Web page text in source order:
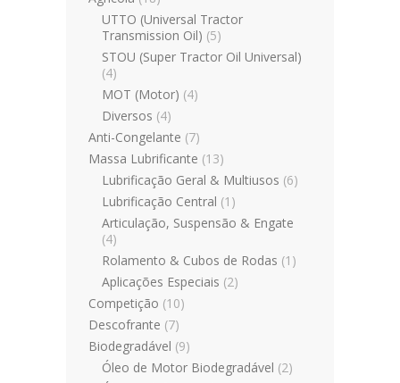
UTTO (Universal Tractor
Transmission Oil) (5)
STOU (Super Tractor Oil Universal)
(4)
MOT (Motor) (4)
Diversos (4)
Anti-Congelante (7)
Massa Lubrificante (13)
Lubrificação Geral & Multiusos (6)
Lubrificação Central (1)
Articulação, Suspensão & Engate
(4)
Rolamento & Cubos de Rodas (1)
Aplicações Especiais (2)
Competição (10)
Descofrante (7)
Biodegradável (9)
Óleo de Motor Biodegradável (2)